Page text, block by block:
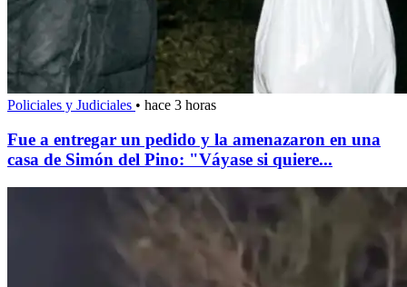
Policiales y Judiciales • hace 3 horas
Fue a entregar un pedido y la amenazaron en una
casa de Simón del Pino: "Váyase si quiere...